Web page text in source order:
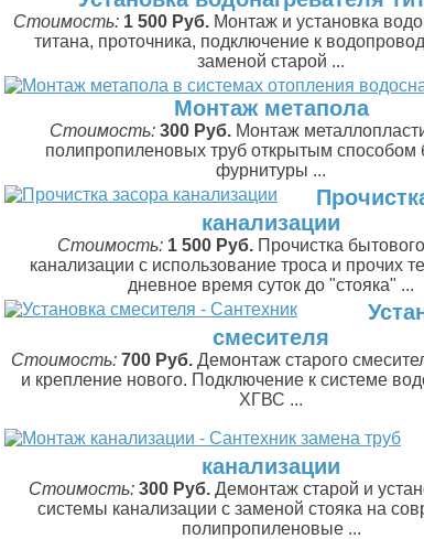
Стоимость: 1 500 Руб. Монтаж и установка
титана, проточника, подключение к
заменой старой ...
Монтаж метапола
Стоимость: 300 Руб. Монтаж
полипропиленовых труб открытым способом
фурнитуры ...
канализации
Стоимость: 1 500 Руб. Прочистка
канализации с использование троса и прочих
дневное время суток до "стояка" ...
смесителя
Стоимость: 700 Руб. Демонтаж старого
и крепление нового. Подключение к системе
ХГВС ...
канализации
Стоимость: 300 Руб. Демонтаж старой и
системы канализации с заменой стояка на
полипропиленовые ...